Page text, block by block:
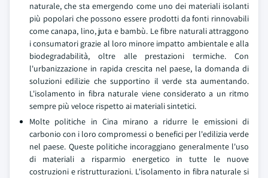
naturale, che sta emergendo come uno dei materiali isolanti
più popolari che possono essere prodotti da fonti rinnovabili
come canapa, lino, juta e bambù. Le fibre naturali attraggono
i consumatori grazie al loro minore impatto ambientale e alla
biodegradabilità, oltre alle prestazioni termiche. Con
l'urbanizzazione in rapida crescita nel paese, la domanda di
soluzioni edilizie che supportino il verde sta aumentando.
L'isolamento in fibra naturale viene considerato a un ritmo
sempre più veloce rispetto ai materiali sintetici.
Molte politiche in Cina mirano a ridurre le emissioni di
carbonio con i loro compromessi o benefici per l'edilizia verde
nel paese. Queste politiche incoraggiano generalmente l'uso
di materiali a risparmio energetico in tutte le nuove
costruzioni e ristrutturazioni. L'isolamento in fibra naturale si